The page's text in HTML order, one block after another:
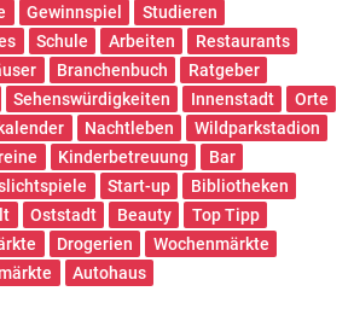
Gewinnspiel
Studieren
Schule Arbeiten
Restaurants
Branchenbuch
Ratgeber
Sehenswürdigkeiten Innenstadt
Orte
Nachtleben
Wildparkstadion
Kinderbetreuung
Bar
Start-up
Bibliotheken
Oststadt Beauty
Top Tipp
Drogerien
Wochenmärkte
Autohaus